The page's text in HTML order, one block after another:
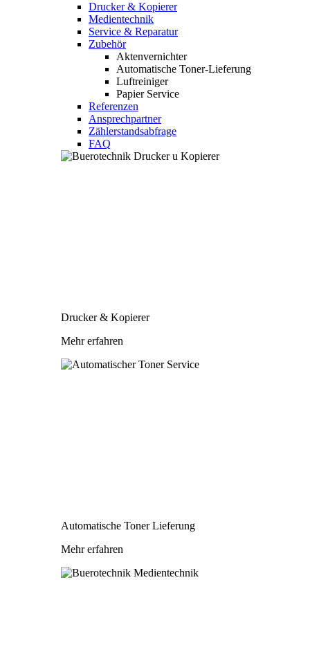
Drucker & Kopierer
Medientechnik
Service & Reparatur
Zubehör
Aktenvernichter
Automatische Toner-Lieferung
Luftreiniger
Papier Service
Referenzen
Ansprechpartner
Zählerstandsabfrage
FAQ
Drucker & Kopierer
Mehr erfahren
Automatische Toner Lieferung
Mehr erfahren